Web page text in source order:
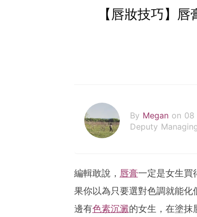
【唇妝技巧】
By Megan on 08
Deputy
編輯敢說， 唇膏一定是女生買
果你以為只要選對色調就能化
邊有色素沉澱的女生，在塗抹